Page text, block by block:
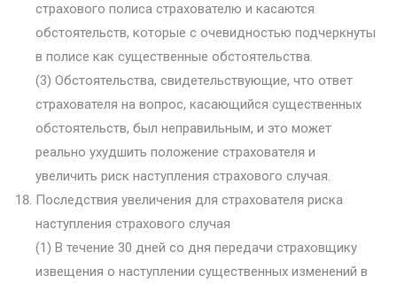
страхового полиса страхователю и касаются
обстоятельств, которые с очевидностью подчеркнуты
в полисе как существенные обстоятельства.
(3) Обстоятельства, свидетельствующие, что ответ
страхователя на вопрос, касающийся существенных
обстоятельств, был неправильным, и это может
реально ухудшить положение страхователя и
увеличить риск наступления страхового случая.
Последствия увеличения для страхователя риска
наступления страхового случая
(1) В течение 30 дней со дня передачи страховщику
извещения о наступлении существенных изменений в